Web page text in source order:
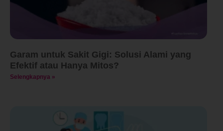
Garam untuk Sakit Gigi: Solusi Alami yang
Efektif atau Hanya Mitos?
Selengkapnya »